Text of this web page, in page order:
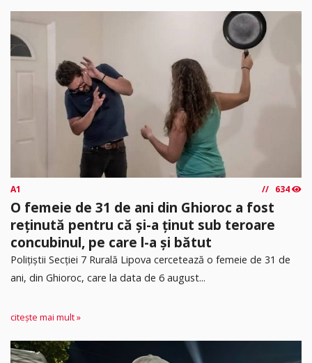
A1 634
O femeie de 31 de ani din Ghioroc a fost
reținută pentru că și-a ținut sub teroare
concubinul, pe care l-a și bătut
​Polițiștii Secției 7 Rurală Lipova cercetează o femeie de 31 de
ani, din Ghioroc, care la data de 6 august...
citește mai mult »